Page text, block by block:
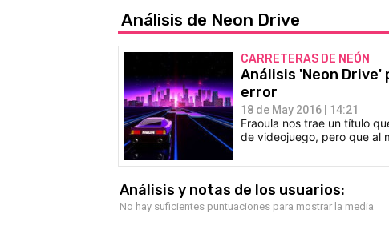
Análisis de Neon Drive
CARRETERAS DE NEÓN
Análisis 'Neon Drive'
error
18 de May 2016 | 14:21
Fraoula nos trae un título
de videojuego, pero que al
Análisis y notas de los usuarios:
No hay suficientes puntuaciones para mostrar la media